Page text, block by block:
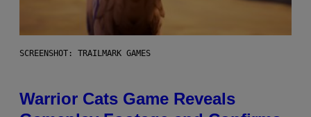
SCREENSHOT: TRAILMARK GAMES
Warrior Cats Game Reveals